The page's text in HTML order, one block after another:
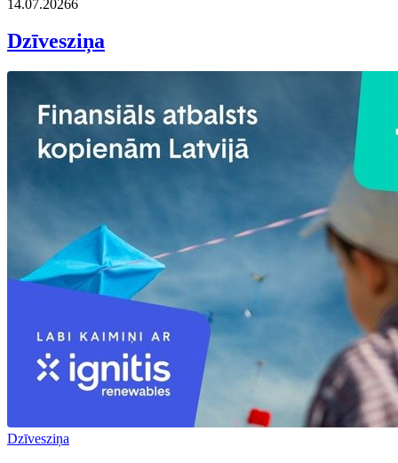
14.07.20266
Dzīvesziņa
Dzīvesziņa